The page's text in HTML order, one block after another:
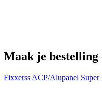
Maak je bestelling
Fixxerss ACP/Alupanel